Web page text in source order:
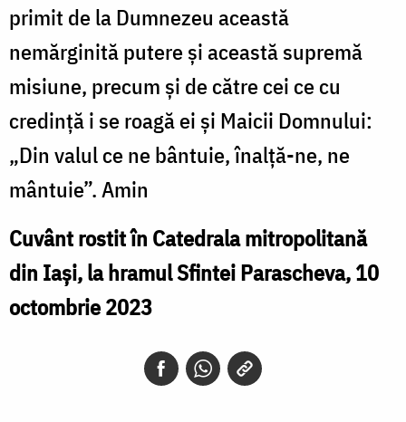
primit de la Dumnezeu această
nemărginită putere şi această supremă
misiune, precum şi de către cei ce cu
credinţă i se roagă ei şi Maicii Domnului:
„Din valul ce ne bântuie, înalţă-ne, ne
mântuie”. Amin
Cuvânt rostit în Catedrala mitropolitană
din Iași, la hramul Sfintei Parascheva, 10
octombrie 2023